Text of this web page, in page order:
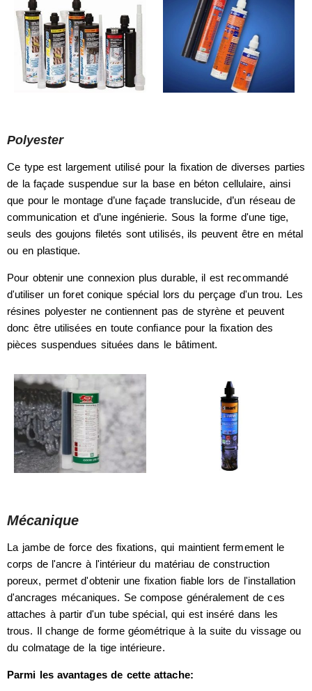
Polyester
Ce type est largement utilisé pour la fixation de diverses parties
de la façade suspendue sur la base en béton cellulaire, ainsi
que pour le montage d’une façade translucide, d’un réseau de
communication et d’une ingénierie. Sous la forme d'une tige,
seuls des goujons filetés sont utilisés, ils peuvent être en métal
ou en plastique.
Pour obtenir une connexion plus durable, il est recommandé
d'utiliser un foret conique spécial lors du perçage d'un trou. Les
résines polyester ne contiennent pas de styrène et peuvent
donc être utilisées en toute confiance pour la fixation des
pièces suspendues situées dans le bâtiment.
Mécanique
La jambe de force des fixations, qui maintient fermement le
corps de l'ancre à l'intérieur du matériau de construction
poreux, permet d'obtenir une fixation fiable lors de l'installation
d'ancrages mécaniques. Se compose généralement de ces
attaches à partir d'un tube spécial, qui est inséré dans les
trous. Il change de forme géométrique à la suite du vissage ou
du colmatage de la tige intérieure.
Parmi les avantages de cette attache: